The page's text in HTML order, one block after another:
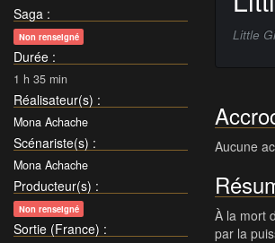
Saga :
Non renseigné
Durée :
1 h 35 min
Réalisateur(s) :
Mona Achache
Scénariste(s) :
Mona Achache
Producteur(s) :
Non renseigné
Sortie (France) :
Little
Aucune
À la mort
par la